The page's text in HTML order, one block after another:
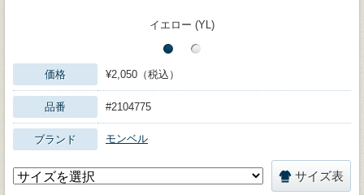
イエロー (YL)
価格 ¥2,050（税込）
品番 #2104775
ブランド モンベル
サイズ表